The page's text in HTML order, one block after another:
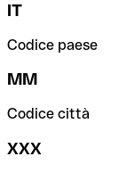
IT
Codice paese
MM
Codice città
XXX